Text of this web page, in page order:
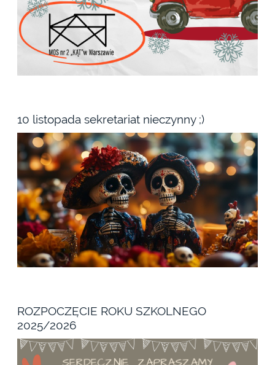
10 listopada sekretariat nieczynny ;)
ROZPOCZĘCIE ROKU SZKOLNEGO
2025/2026